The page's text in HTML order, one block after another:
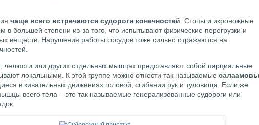
чаще всего встречаются судороги конечностей . Стопы и икроножные
большей степени из-за того, что испытывают физические перегрузки и
веществ. Нарушения работы сосудов тоже сильно отражаются на
челюсти или других отдельных мышцах представляют собой парциальные
локальными. К этой группе можно отнести так называемые салаамовы
в кивательных движениях головой, сгибании рук и туловища. Если же
всего тела – это так называемые генерализованные судороги или